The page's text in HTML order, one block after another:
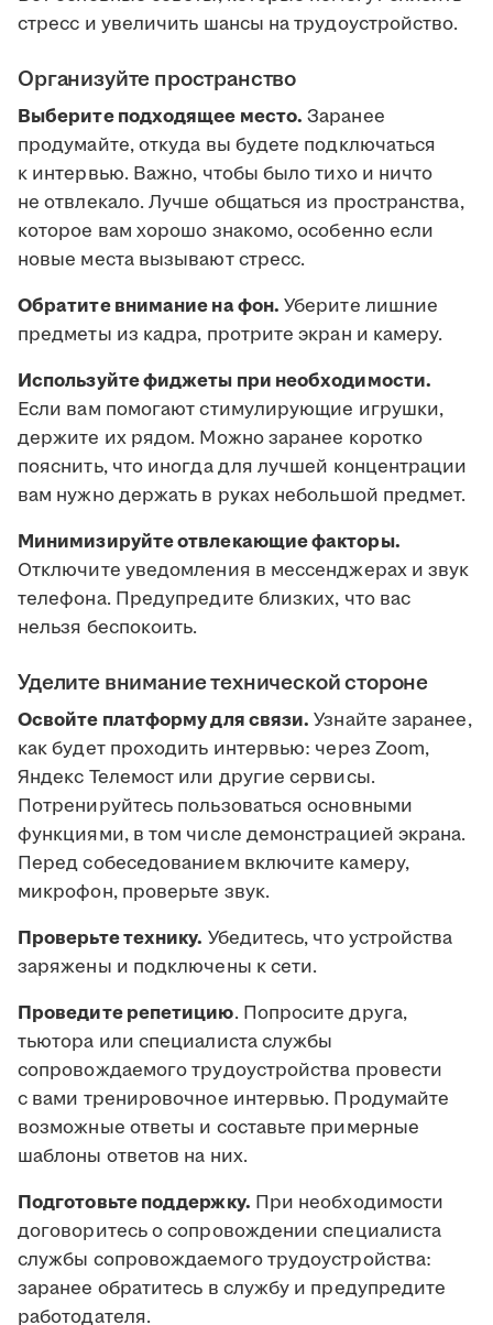
стресс и увеличить шансы на трудоустройство.
Организуйте пространство
Выберите подходящее место. Заранее
продумайте, откуда вы будете подключаться
к интервью. Важно, чтобы было тихо и ничто
не отвлекало. Лучше общаться из пространства,
которое вам хорошо знакомо, особенно если
новые места вызывают стресс.
Обратите внимание на фон. Уберите лишние
предметы из кадра, протрите экран и камеру.
Используйте фиджеты при необходимости.
Если вам помогают стимулирующие игрушки,
держите их рядом. Можно заранее коротко
пояснить, что иногда для лучшей концентрации
вам нужно держать в руках небольшой предмет.
Минимизируйте отвлекающие факторы.
Отключите уведомления в мессенджерах и звук
телефона. Предупредите близких, что вас
нельзя беспокоить.
Уделите внимание технической стороне
Освойте платформу для связи. Узнайте заранее,
как будет проходить интервью: через Zoom,
Яндекс Телемост или другие сервисы.
Потренируйтесь пользоваться основными
функциями, в том числе демонстрацией экрана.
Перед собеседованием включите камеру,
микрофон, проверьте звук.
Проверьте технику. Убедитесь, что устройства
заряжены и подключены к сети.
Проведите репетицию. Попросите друга,
тьютора или специалиста службы
сопровождаемого трудоустройства провести
с вами тренировочное интервью. Продумайте
возможные ответы и составьте примерные
шаблоны ответов на них.
Подготовьте поддержку. При необходимости
договоритесь о сопровождении специалиста
службы сопровождаемого трудоустройства:
заранее обратитесь в службу и предупредите
работодателя.